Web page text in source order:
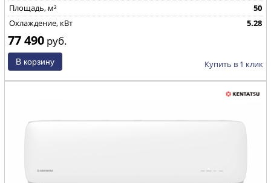
Площадь, м²
50
Охлаждение, кВт
5.28
77 490 руб.
Купить в 1 клик